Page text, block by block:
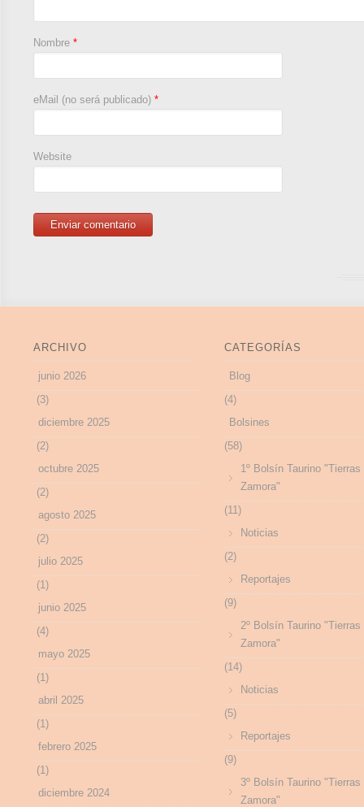
Nombre *
eMail (no será publicado) *
Website
ARCHIVO
junio 2026
(3)
diciembre 2025
(2)
octubre 2025
(2)
agosto 2025
(2)
julio 2025
(1)
junio 2025
(4)
mayo 2025
(1)
abril 2025
(1)
febrero 2025
(1)
diciembre 2024
CATEGORÍAS
Blog
(4)
Bolsines
(58)
1º Bolsín Taurino "Tierras
Zamora"
(11)
Noticias
(2)
Reportajes
(9)
2º Bolsín Taurino "Tierras
Zamora"
(14)
Noticias
(5)
Reportajes
(9)
3º Bolsín Taurino "Tierras
Zamora"